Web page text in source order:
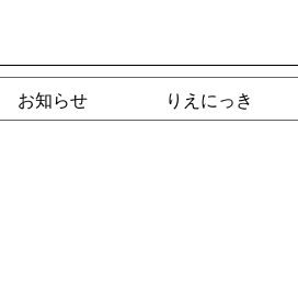
お知らせ りえにっき